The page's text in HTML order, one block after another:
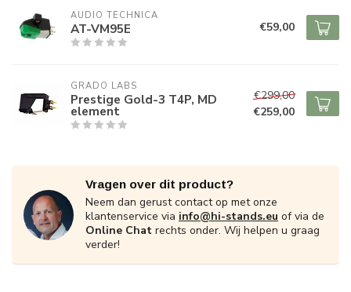
AUDIO TECHNICA
AT-VM95E €59,00
GRADO LABS
Prestige Gold-3 T4P, MD
element
€299,00
€259,00
Vragen over dit product?
Neem dan gerust contact op met onze
klantenservice via info@hi-stands.eu of via de
Online Chat rechts onder. Wij helpen u graag
verder!